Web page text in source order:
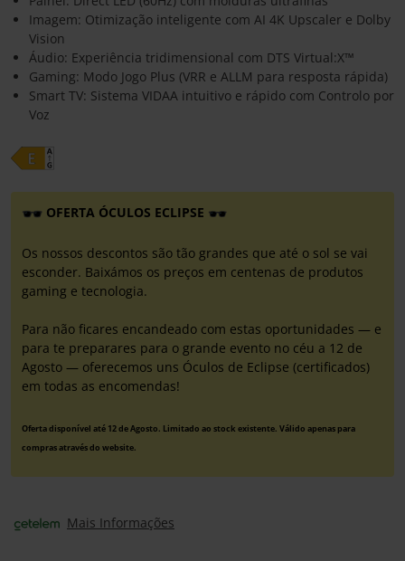
Imagem: Otimização inteligente com AI 4K Upscaler e Dolby
Vision
Áudio: Experiência tridimensional com DTS Virtual:X™
Gaming: Modo Jogo Plus (VRR e ALLM para resposta rápida)
Smart TV: Sistema VIDAA intuitivo e rápido com Controlo por
Voz
OFERTA ÓCULOS ECLIPSE
Os nossos descontos são tão grandes que até o sol se vai
esconder. Baixámos os preços em centenas de produtos
gaming e tecnologia.
Para não ficares encandeado com estas oportunidades — e
para te preparares para o grande evento no céu a 12 de
Agosto — oferecemos uns Óculos de Eclipse (certificados)
em todas as encomendas!
Oferta disponível até 12 de Agosto. Limitado ao stock existente. Válido apenas para
compras através do website.
Mais Informações